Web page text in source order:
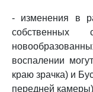
- изменения в
собственных
воспалении
краю зрачка) и
передней